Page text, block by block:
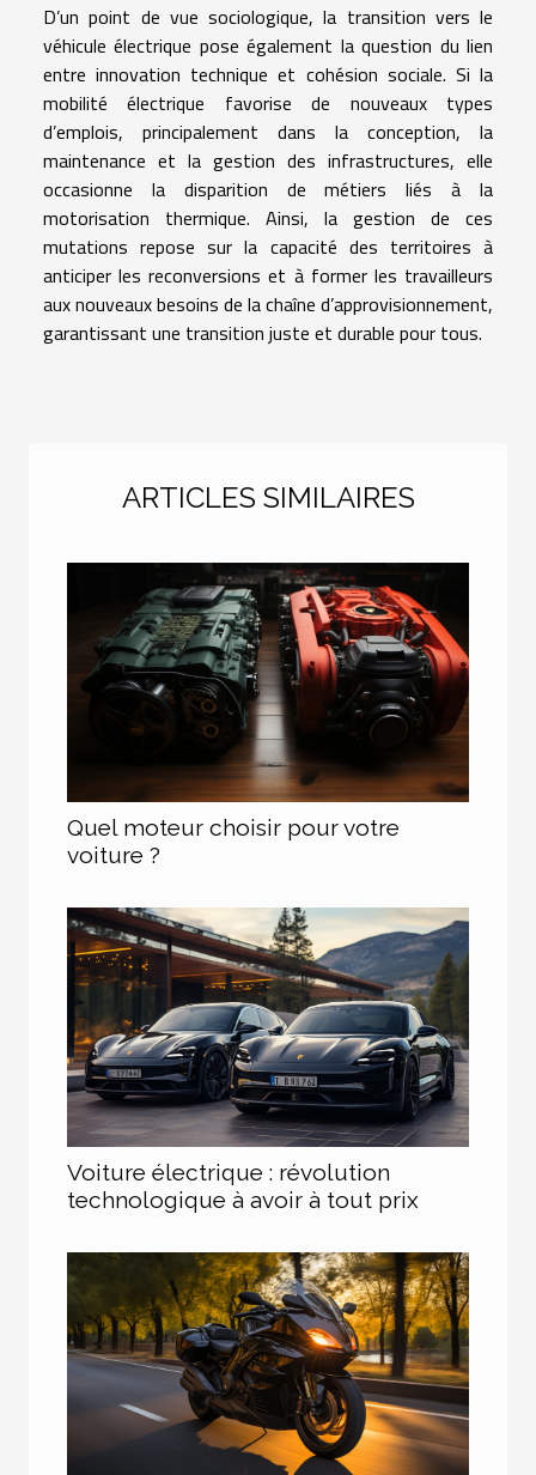
D’un point de vue sociologique, la transition vers le
véhicule électrique pose également la question du lien
entre innovation technique et cohésion sociale. Si la
mobilité électrique favorise de nouveaux types
d’emplois, principalement dans la conception, la
maintenance et la gestion des infrastructures, elle
occasionne la disparition de métiers liés à la
motorisation thermique. Ainsi, la gestion de ces
mutations repose sur la capacité des territoires à
anticiper les reconversions et à former les travailleurs
aux nouveaux besoins de la chaîne d’approvisionnement,
garantissant une transition juste et durable pour tous.
ARTICLES SIMILAIRES
Quel moteur choisir pour votre
voiture ?
Voiture électrique : révolution
technologique à avoir à tout prix